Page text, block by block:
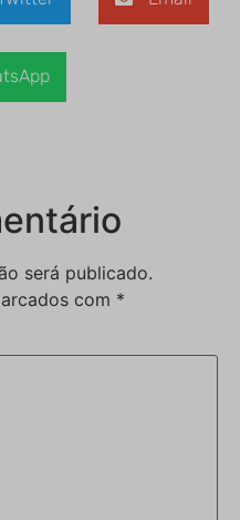
será publicado.
com *